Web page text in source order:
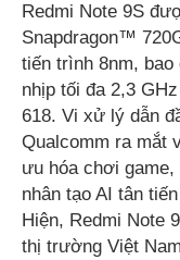
Redmi Note 9S
Snapdragon™
tiến trình 8nm,
nhịp tối đa 2,3
618. Vi xử lý dẫn
Qualcomm ra mắt
ưu hóa chơi
nhân tạo AI tân
Hiện, Redmi Note
thị trường Việt